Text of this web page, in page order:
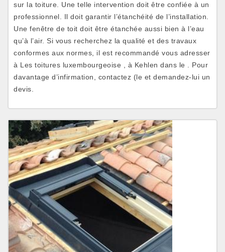
sur la toiture. Une telle intervention doit être confiée à un
professionnel. Il doit garantir l’étanchéité de l’installation.
Une fenêtre de toit doit être étanchée aussi bien à l’eau
qu’à l’air. Si vous recherchez la qualité et des travaux
conformes aux normes, il est recommandé vous adresser
à Les toitures luxembourgeoise , à Kehlen dans le . Pour
davantage d’infirmation, contactez (le et demandez-lui un
devis.